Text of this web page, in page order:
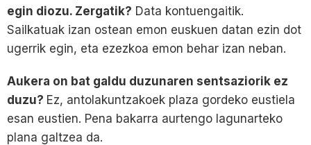
egin diozu. Zergatik? Data kontuengaitik.
Sailkatuak izan ostean emon euskuen datan ezin dot
ugerrik egin, eta ezezkoa emon behar izan neban.
Aukera on bat galdu duzunaren sentsaziorik ez
duzu? Ez, antolakuntzakoek plaza gordeko eustiela
esan eustien. Pena bakarra aurtengo lagunarteko
plana galtzea da.